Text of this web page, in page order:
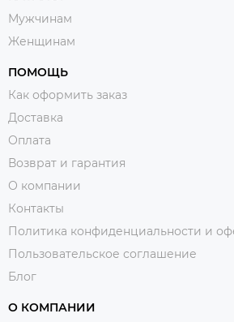
Мужчинам
Женщинам
ПОМОЩЬ
Как оформить заказ
Доставка
Оплата
Возврат и гарантия
О компании
Контакты
Политика конфиденциальности и
Пользовательское соглашение
Блог
О КОМПАНИИ